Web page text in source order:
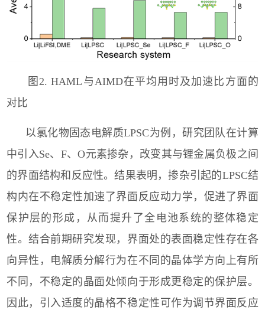
图2. HAML与AIMD在平均用时及加速比方面的
对比
以氯化物固态电解质LPSC为例，研究团队在计算
中引入Se、 F、O元素掺杂，改变其与锂金属负极之间
的界面结构和反应性。结果表明，掺杂引起的LPSC结
构内在不稳定性加速了界面反应动力学，促进了界面
保护层的形成，从而提升了全电池系统的整体稳定
性。结合前期研究发现，界面处的表面稳定性存在各
向异性，电解质分解行为在不同的晶体学方向上有所
不同，不稳定的晶面处倾向于形成更稳定的保护层。
因此，引入适度的晶格不稳定性可作为调节界面反应